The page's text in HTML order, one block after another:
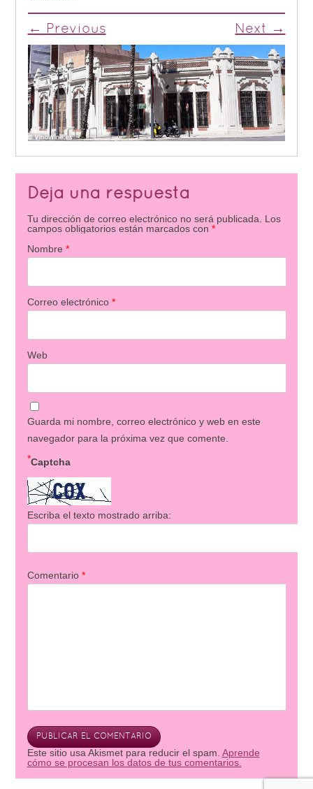
← Previous Next →
Deja una respuesta
Tu dirección de correo electrónico no será publicada.
Los
campos obligatorios están marcados con *
Nombre *
Correo electrónico *
Web
Guarda mi nombre, correo electrónico y web en este
navegador para la próxima vez que comente.
Captcha
*
Escriba el texto mostrado arriba:
Comentario *
Este sitio usa Akismet para reducir el spam. Aprende
cómo se procesan los datos de tus comentarios.